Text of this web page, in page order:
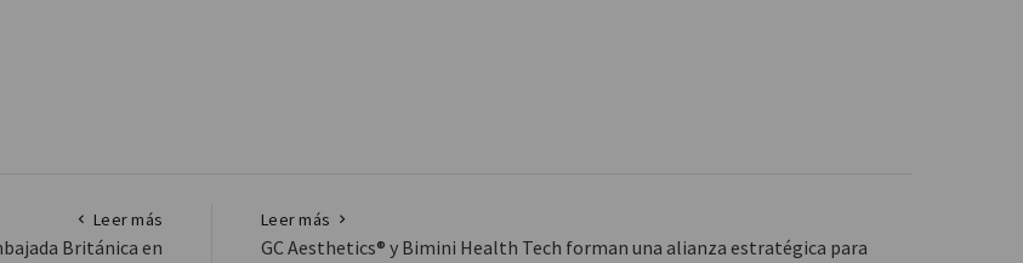
Leer más
Británica en
Leer más
GC Aesthetics® y Bimini Health Tech forman una alianza estratégica para